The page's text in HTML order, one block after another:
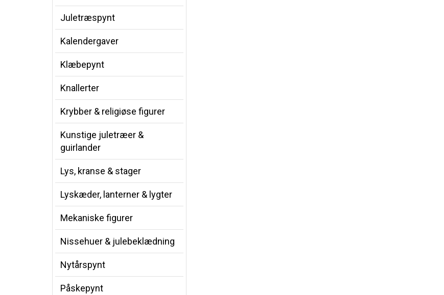
Juletræspynt
Kalendergaver
Klæbepynt
Knallerter
Krybber & religiøse figurer
Kunstige juletræer &
guirlander
Lys, kranse & stager
Lyskæder, lanterner & lygter
Mekaniske figurer
Nissehuer & julebeklædning
Nytårspynt
Påskepynt